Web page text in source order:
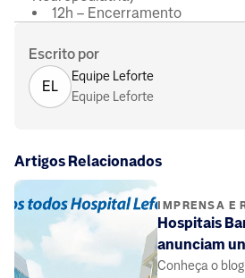
12h – Encerramento
Escrito por
EL
Equipe Leforte
Equipe Leforte
Artigos Relacionados
IMPRENSA E
Hospitais
anunciam
Conheça o